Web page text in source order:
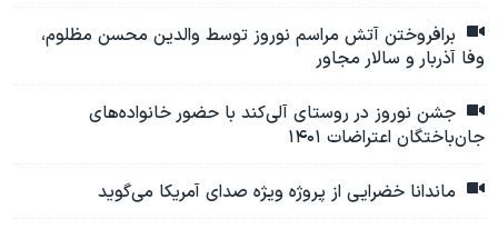
برافروختن آتش مراسم نوروز توسط والدین محسن مظلوم،
وفا آذربار و سالار مجاور
جشن نوروز در روستای آلی‌کند با حضور خانواده‌های
جان‌باختگان اعتراضات ۱۴۰۱
ماندانا خضرایی از پروژه ویژه صدای آمریکا می‌گوید